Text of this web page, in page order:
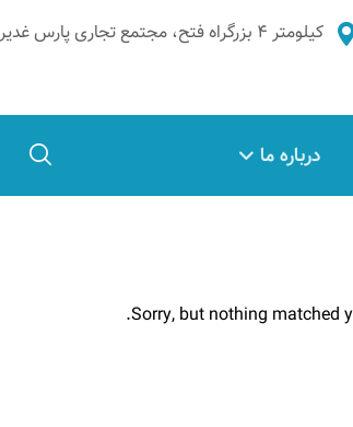
کیلومتر ۴ بزرگراه فتح، مجتمع تجاری پارس غدیر، طبقه ۲، واحد ۵
درباره ما
Sorry, but nothing matched